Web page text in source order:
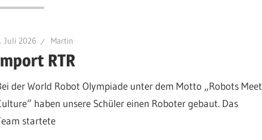
Juli 2026 Martin
RTR
der World Robot Olympiade unter dem Motto „Robots Meet
haben unsere Schüler einen Roboter gebaut. Das
startete